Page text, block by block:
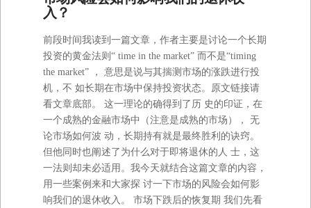
入？
前段时间我读到一篇文章，作者主要是讨论一个长期
投资的黄金法则“ time in the market” 而不是“timing
the market” ， 意思是说与其揣测市场的涨跌进行投
机，不 如长期在市场中保持投资状态。原文链接请
看文章底部。 这一理论的确得到了历 史的印证，在
一个成熟的金融市场中（注意是成熟的市场）， 无
论市场如何波 动，长期持有就是最终胜利的诀窍。
但他同时也阐述了为什么对于即将退休的人 士，这
一法则却未必适用。我今天就结合这篇文章的内容，
用一些案例来和大家探 讨一下市场的风险会如何影
响我们的退休收入。 市场下跌后的恢复期 我们先看